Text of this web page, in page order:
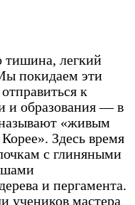
тишина, легкий
покидаем эти
к
и образования — в
«живым
Здесь время
с глиняными
и пергамента.
учеников мастера